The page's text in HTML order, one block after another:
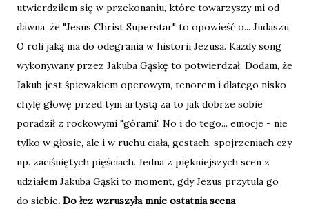
utwierdziłem się w przekonaniu, które towarzyszy mi od
dawna, że "Jesus Christ Superstar" to opowieść o... Judaszu.
O roli jaką ma do odegrania w historii Jezusa. Każdy song
wykonywany przez Jakuba Gąskę to potwierdzał. Dodam, że
Jakub jest śpiewakiem operowym, tenorem i dlatego nisko
chylę głowę przed tym artystą za to jak dobrze sobie
poradził z rockowymi "górami'. No i do tego... emocje - nie
tylko w głosie, ale i w ruchu ciała, gestach, spojrzeniach czy
np. zaciśniętych pięściach. Jedna z piękniejszych scen z
udziałem Jakuba Gąski to moment, gdy Jezus przytula go
do siebie. Do łez wzruszyła mnie ostatnia scena